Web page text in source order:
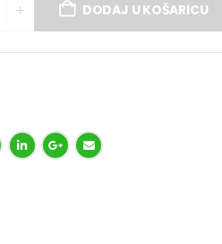
DODAJ U KOŠARICU